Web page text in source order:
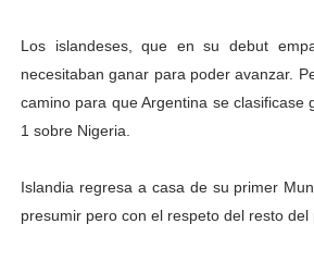
Los islandeses, que en su debut
necesitaban ganar para poder avanzar.
camino para que Argentina se clasificase
1 sobre Nigeria.
Islandia regresa a casa de su primer
presumir pero con el respeto del resto del